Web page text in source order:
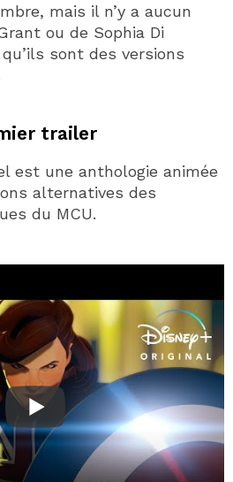
mais il n’y a aucun
ou de Sophia Di
sont des versions
trailer
est une anthologie animée
alternatives des
du MCU.